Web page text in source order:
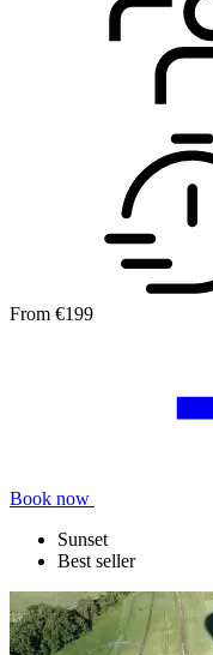
From €199
Book now
Sunset
Best seller